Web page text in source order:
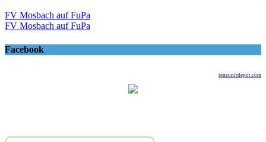
FV Mosbach auf FuPa
FV Mosbach auf FuPa
Facebook
tensunitdepot.com